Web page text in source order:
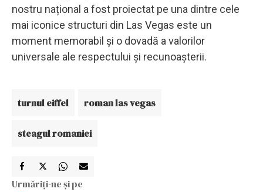
nostru național a fost proiectat pe una dintre cele
mai iconice structuri din Las Vegas este un
moment memorabil și o dovadă a valorilor
universale ale respectului și recunoașterii.
turnul eiffel roman las vegas
steagul romaniei
Urmăriți-ne și pe